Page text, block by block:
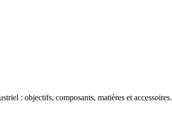
: objectifs, composants, matières et accessoires.